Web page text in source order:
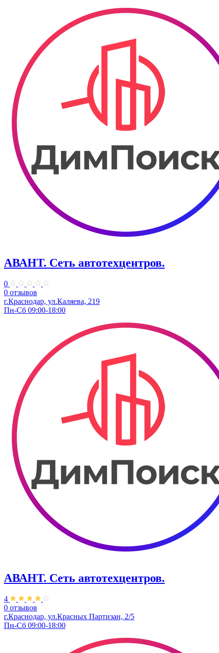
АВАНТ. ​Сеть автотехцентров.
0
0 отзывов
г.Краснодар, ул.Каляева, 219
Пн-Сб 09:00-18:00
АВАНТ. ​Сеть автотехцентров.
4
0 отзывов
г.Краснодар, ул.Красных Партизан, 2/5
Пн-Сб 09:00-18:00